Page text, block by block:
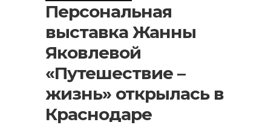
Персональная
выставка Жанны
Яковлевой
«Путешествие –
жизнь» открылась в
Краснодаре